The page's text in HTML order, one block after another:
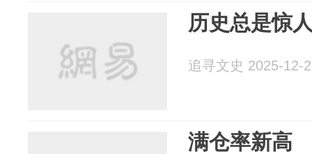
历史总是惊
追寻文史 2025-12-
满仓率新高